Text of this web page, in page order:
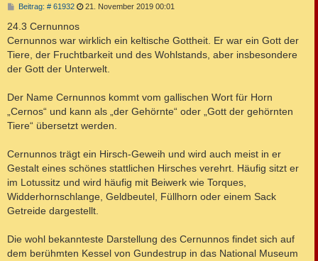
Beitrag: # 61932B
i
r
a
g
21. November 2019 00:01
24.3 Cernunnos
Cernunnos war wirklich ein keltische Gottheit. Er war ein Gott der
Tiere, der Fruchtbarkeit und des Wohlstands, aber insbesondere
der Gott der Unterwelt.
Der Name Cernunnos kommt vom gallischen Wort für Horn
„Cernos“ und kann als „der Gehörnte“ oder „Gott der gehörnten
Tiere“ übersetzt werden.
Cernunnos trägt ein Hirsch-Geweih und wird auch meist in er
Gestalt eines schönes stattlichen Hirsches verehrt. Häufig sitzt er
im Lotussitz und wird häufig mit Beiwerk wie Torques,
Widderhornschlange, Geldbeutel, Füllhorn oder einem Sack
Getreide dargestellt.
Die wohl bekannteste Darstellung des Cernunnos findet sich auf
dem berühmten Kessel von Gundestrup in das National Museum